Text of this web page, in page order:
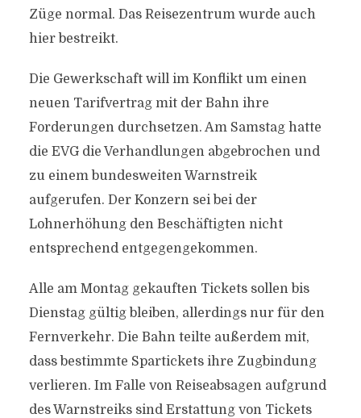
Züge normal. Das Reisezentrum wurde auch
hier bestreikt.
Die Gewerkschaft will im Konflikt um einen
neuen Tarifvertrag mit der Bahn ihre
Forderungen durchsetzen. Am Samstag hatte
die EVG die Verhandlungen abgebrochen und
zu einem bundesweiten Warnstreik
aufgerufen. Der Konzern sei bei der
Lohnerhöhung den Beschäftigten nicht
entsprechend entgegengekommen.
Alle am Montag gekauften Tickets sollen bis
Dienstag gültig bleiben, allerdings nur für den
Fernverkehr. Die Bahn teilte außerdem mit,
dass bestimmte Spartickets ihre Zugbindung
verlieren. Im Falle von Reiseabsagen aufgrund
des Warnstreiks sind Erstattung von Tickets